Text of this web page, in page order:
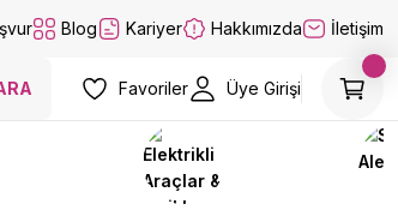
Blog Kariyer Hakkımızda İletişim
Favoriler Üye Girişi